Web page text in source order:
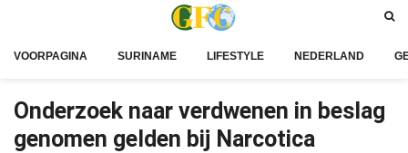
VOORPAGINA SURINAME LIFESTYLE NEDERLAND
Onderzoek naar verdwenen in beslag
genomen gelden bij Narcotica